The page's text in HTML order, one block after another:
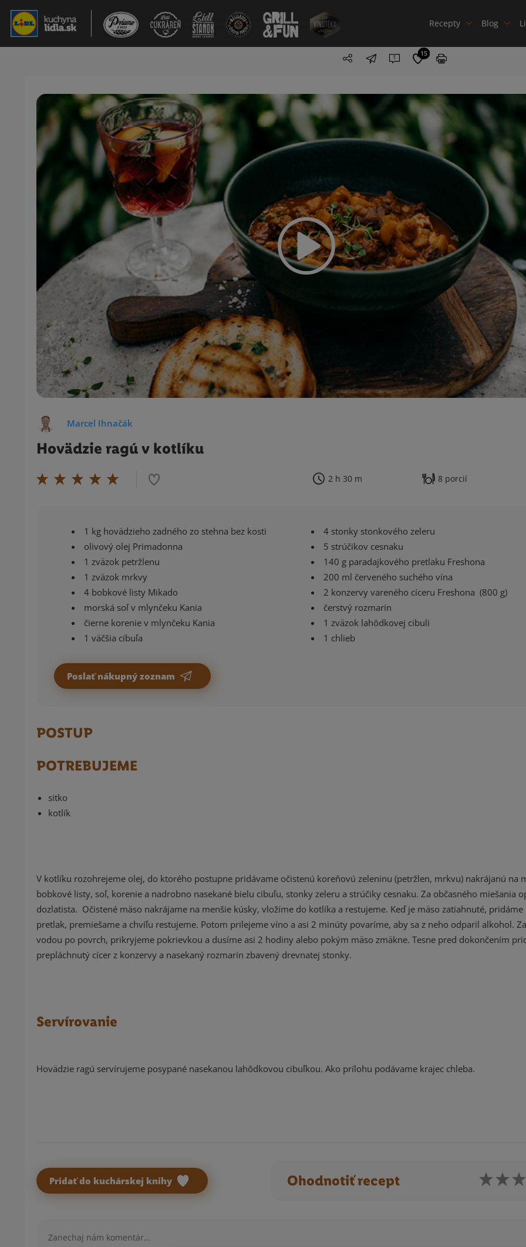
Recepty Blog
1 15
Marcel Ihnačák
Hovädzie ragú v kotlíku
2 h 30 m 8 porcií
1 kg hovädzieho zadného zo stehna bez kosti
olivový olej Primadonna
1 zväzok petržlenu
1 zväzok mrkvy
4 bobkové listy Mikado
morská soľ v mlynčeku Kania
čierne korenie v mlynčeku Kania
1 väčšia cibuľa
4 stonky stonkového zeleru
5 strúčikov cesnaku
140 g paradajkového pretlaku Freshona
200 ml červeného suchého vína
2 konzervy vareného cíceru Freshona (800 g)
čerstvý rozmarín
1 zväzok lahôdkovej cibuli
1 chlieb
Poslať nákupný zoznam
POSTUP
POTREBUJEME
sitko
kotlík
V kotlíku rozohrejeme olej, do ktorého postupne pridávame očistenú koreňovú zeleninu (petržlen, mrkvu) nakrájanú na
bobkové listy, soľ, korenie a nadrobno nasekané bielu cibuľu, stonky zeleru a strúčiky cesnaku. Za občasného miešania
dozlatista. Očistené mäso nakrájame na menšie kúsky, vložíme do kotlíka a restujeme. Keď je mäso zatiahnuté,
pretlak, premiešame a chvíľu restujeme. Potom prilejeme víno a asi 2 minúty povaríme, aby sa z neho odparil alkohol.
vodou po povrch, prikryjeme pokrievkou a dusíme asi 2 hodiny alebo pokým mäso zmäkne. Tesne pred dokončením
prepláchnutý cícer z konzervy a nasekaný rozmarín zbavený drevnatej stonky.
Servírovanie
Hovädzie ragú servírujeme posypané nasekanou lahôdkovou cibuľkou. Ako prílohu podávame krajec chleba.
Pridať do kuchárskej knihy Ohodnotiť recept